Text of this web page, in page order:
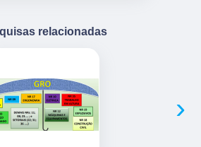
relacionadas
›